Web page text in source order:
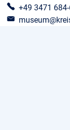
+49 3471